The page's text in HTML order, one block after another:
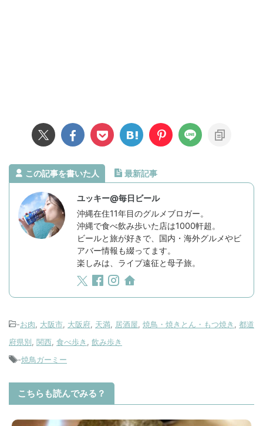
この記事を書いた人 最新記事
ユッキー@毎日ビール
沖縄在住11年目のグルメブロガー。
沖縄で食べ飲み歩いた店は1000軒超。
ビールと旅が好きで、国内・海外グルメやビ
アバー情報も綴ってます。
楽しみは、ライブ遠征と母子旅。
-お肉, 大阪市, 大阪府, 天満, 居酒屋, 焼鳥・焼きとん・もつ焼き , 都道
府県別, 関西, 食べ歩き , 飲み歩き
-焼鳥ガーミー
こちらも読んでみる？